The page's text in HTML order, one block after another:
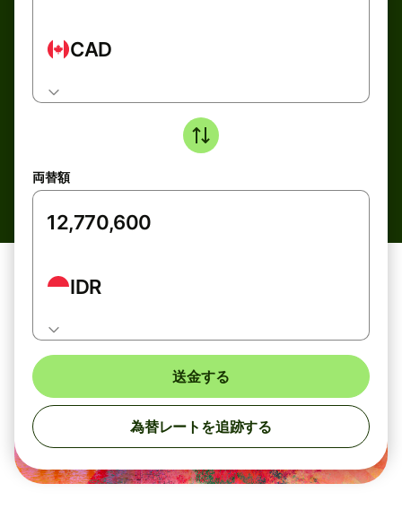
CAD
両替額
IDR
送金する
為替レートを追跡する